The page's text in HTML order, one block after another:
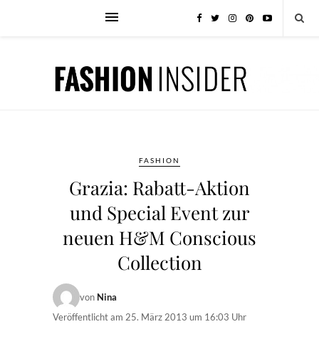
FASHION
Grazia: Rabatt-Aktion
und Special Event zur
neuen H&M Conscious
Collection
von Nina
Veröffentlicht am 25. März 2013 um 16:03 Uhr